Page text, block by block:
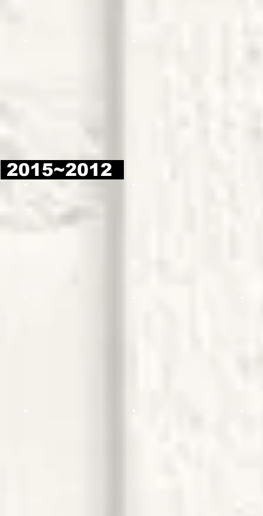
2015~2012